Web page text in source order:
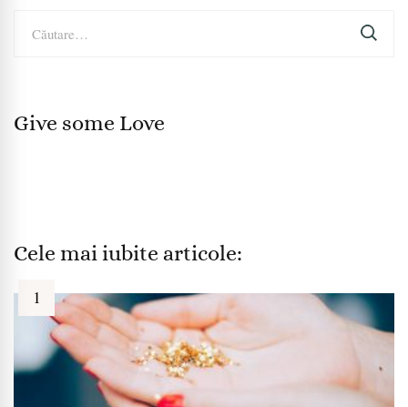
după:
Give some Love
Cele mai iubite articole: